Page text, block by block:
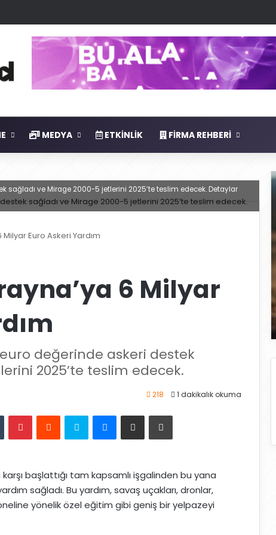
MEDYA ETKINLIK FIRMA REHBERI
sağladı ve Mirage 2000-5 jetlerini 2025’te teslim edecek. Detaylar
Euro Askeri Yardım
6 Milyar
değerinde askeri destek
2025’te teslim edecek.
218 1 dakikalık okuma
Skype
karşı başlattığı tam kapsamlı işgalinden bu yana
sağladı. Bu yardım, savaş uçakları, dronlar,
yönelik özel eğitim gibi geniş bir yelpazeyi